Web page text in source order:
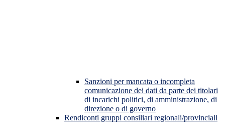
Sanzioni per mancata o incompleta
comunicazione dei dati da parte dei titolari
di incarichi politici, di amministrazione, di
direzione o di governo
Rendiconti gruppi consiliari regionali/provinciali